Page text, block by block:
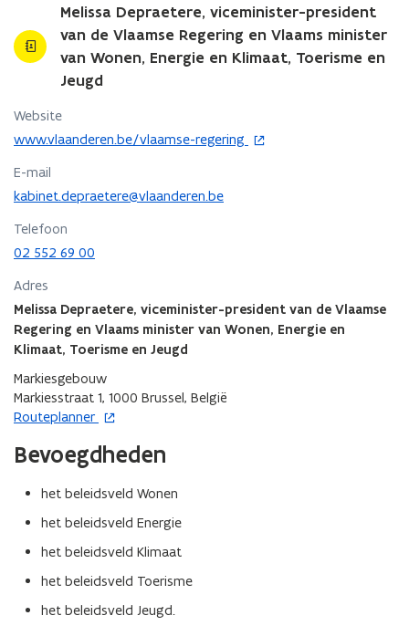
Melissa Depraetere, viceminister-president
van de Vlaamse Regering en Vlaams minister
van Wonen, Energie en Klimaat, Toerisme en
Jeugd
Website
www.vlaanderen.be/vlaamse-regering
o
e
n
n
i
e
u
w
e
n
s
t
e
E-mail
kabinet.depraetere@vlaanderen.be
Telefoon
02 552 69 00
Adres
Melissa Depraetere, viceminister-president van de Vlaamse
Regering en Vlaams minister van Wonen, Energie en
Klimaat, Toerisme en Jeugd
Markiesgebouw
Markiesstraat 1, 1000 Brussel, België
Routeplanner
o
e
Bevoegdheden
het beleidsveld Wonen
het beleidsveld Energie
het beleidsveld Klimaat
het beleidsveld Toerisme
het beleidsveld Jeugd.